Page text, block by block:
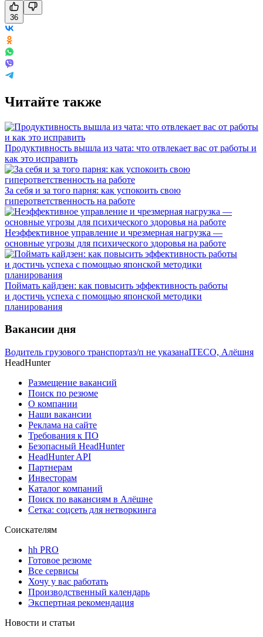
36
Читайте также
Продуктивность вышла из чата: что отвлекает вас от работы и
как это исправить
За себя и за того парня: как успокоить свою
гиперответственность на работе
Неэффективное управление и чрезмерная нагрузка —
основные угрозы для психического здоровья на работе
Поймать кайдзен: как повысить эффективность работы
и достичь успеха с помощью японской методики
планирования
Вакансии дня
Водитель грузового транспортаз/п не указанаITECO, Алёшня
HeadHunter
Размещение вакансий
Поиск по резюме
О компании
Наши вакансии
Реклама на сайте
Требования к ПО
Безопасный HeadHunter
HeadHunter API
Партнерам
Инвесторам
Каталог компаний
Поиск по вакансиям в Алёшне
Сетка: соцсеть для нетворкинга
Соискателям
hh PRO
Готовое резюме
Все сервисы
Хочу у вас работать
Производственный календарь
Экспертная рекомендация
Новости и статьи